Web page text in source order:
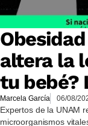
altera la
tu bebé?
Marcela García 06/08/
Expertos de la UNAM
microorganismos